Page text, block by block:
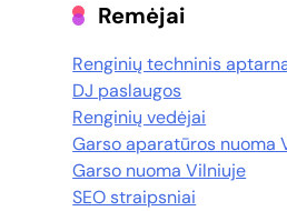
Remėjai
Renginių techninis
DJ paslaugos
Renginių vedėjai
Garso aparatūros nuoma
Garso nuoma Vilniuje
SEO straipsniai